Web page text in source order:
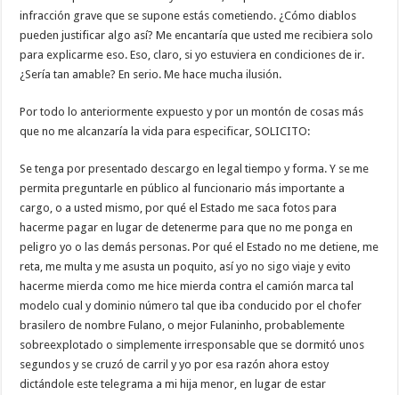
infracción grave que se supone estás cometiendo. ¿Cómo diablos
pueden justificar algo así? Me encantaría que usted me recibiera solo
para explicarme eso. Eso, claro, si yo estuviera en condiciones de ir.
¿Sería tan amable? En serio. Me hace mucha ilusión.
Por todo lo anteriormente expuesto y por un montón de cosas más
que no me alcanzaría la vida para especificar, SOLICITO:
Se tenga por presentado descargo en legal tiempo y forma. Y se me
permita preguntarle en público al funcionario más importante a
cargo, o a usted mismo, por qué el Estado me saca fotos para
hacerme pagar en lugar de detenerme para que no me ponga en
peligro yo o las demás personas. Por qué el Estado no me detiene, me
reta, me multa y me asusta un poquito, así yo no sigo viaje y evito
hacerme mierda como me hice mierda contra el camión marca tal
modelo cual y dominio número tal que iba conducido por el chofer
brasilero de nombre Fulano, o mejor Fulaninho, probablemente
sobreexplotado o simplemente irresponsable que se dormitó unos
segundos y se cruzó de carril y yo por esa razón ahora estoy
dictándole este telegrama a mi hija menor, en lugar de estar